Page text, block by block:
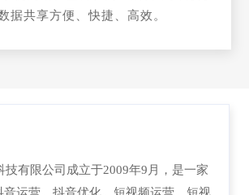
据共享方便、快捷、高效。
技有限公司成立于2009年9月，是一家